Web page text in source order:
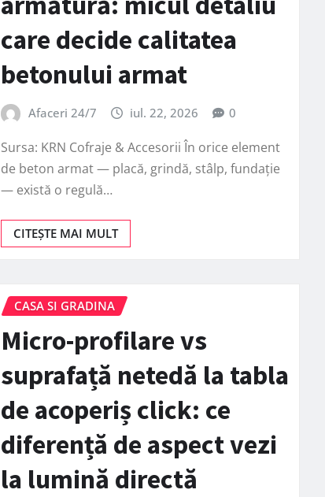
care decide calitatea
betonului armat
Afaceri 24/7 iul. 22, 2026 0
Sursa: KRN Cofraje & Accesorii În orice element
de beton armat — placă, grindă, stâlp, fundație
— există o regulă…
CITEȘTE MAI MULT
CASA SI GRADINA
Micro-profilare vs
suprafață netedă la tabla
de acoperiș click: ce
diferență de aspect vezi
la lumină directă